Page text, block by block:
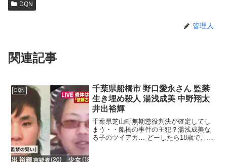
DQN
管理人
関連記事
DQN
千葉県船橋市 野口愛永さん 監禁
生き埋め殺人 湯浅成美 中野翔太
井出裕輝
千葉県芝山町無期懲役判決が確定してし
まう・・船橋の事件の主犯？湯浅成美な
る子のツイアカ… どーしたら18歳でここ